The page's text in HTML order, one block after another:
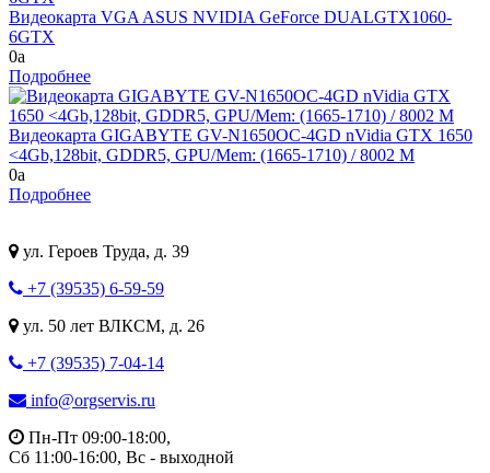
Видеокарта VGA ASUS NVIDIA GeForce DUALGTX1060-
6GTX
0a
Подробнее
Видеокарта GIGABYTE GV-N1650OC-4GD nVidia GTX 1650
<4Gb,128bit, GDDR5, GPU/Mem: (1665-1710) / 8002 M
0a
Подробнее
ул. Героев Труда, д. 39
+7 (39535) 6-59-59
ул. 50 лет ВЛКСМ, д. 26
+7 (39535) 7-04-14
info@orgservis.ru
Пн-Пт 09:00-18:00,
Сб 11:00-16:00, Вс - выходной